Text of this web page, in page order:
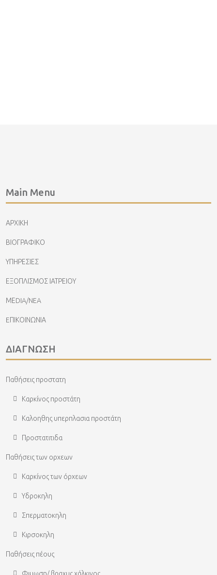
Main Menu
ΑΡΧΙΚΗ
ΒΙΟΓΡΑΦΙΚΟ
ΥΠΗΡΕΣΙΕΣ
ΕΞΟΠΛΙΣΜΟΣ ΙΑΤΡΕΙΟΥ
ΜΕDIA/NEA
EΠΙΚΟΙΝΩΝΙΑ
ΔΙΑΓΝΩΣΗ
Παθήσεις προστατη
Καρκίνος προστάτη
Καλοηθης υπερπλασια προστάτη
Προστατιτιδα
Παθήσεις των ορχεων
Καρκίνος των όρχεων
Υδροκηλη
Σπερματοκηλη
Κιρσοκηλη
Παθήσεις πέους